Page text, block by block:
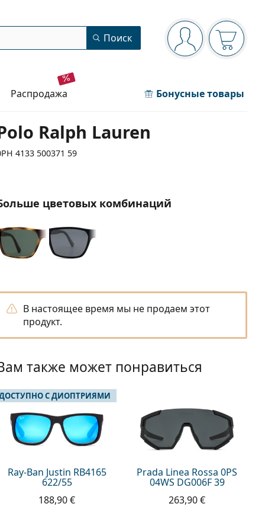
Панель навигации
Вы вошли вВаша
Поиск
распродажа Бонусные товары
Ralph Lauren
4133 500371 59
цветовых комбинаций
В настоящее время мы не продаем этот
продукт.
также может понравиться
Ray-Ban Justin RB4165
622/55
ДОСТУПНО С ДИОПТРИЯМИ
188,90 €
Prada Linea Rossa 0PS
04WS DG006F 39
263,90 €